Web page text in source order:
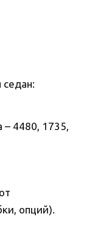
седан:
– 4480, 1735,
опций).